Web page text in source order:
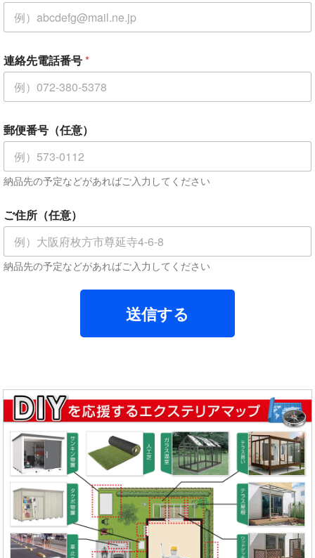
連絡先電話番号*
郵便番号（任意）
納品先の予定などがあればご入力してください
ご住所（任意）
納品先の予定などがあればご入力してください
送信する